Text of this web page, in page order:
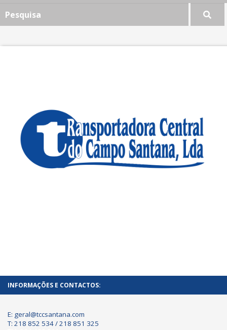
INFORMAÇÕES E CONTACTOS:
E: geral@tccsantana.com
T: 218 852 534 / 218 851 325